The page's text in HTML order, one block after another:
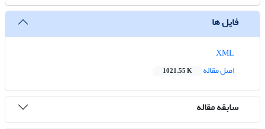
فایل ها
اصل مقاله
1021.55 K
سابقه مقاله